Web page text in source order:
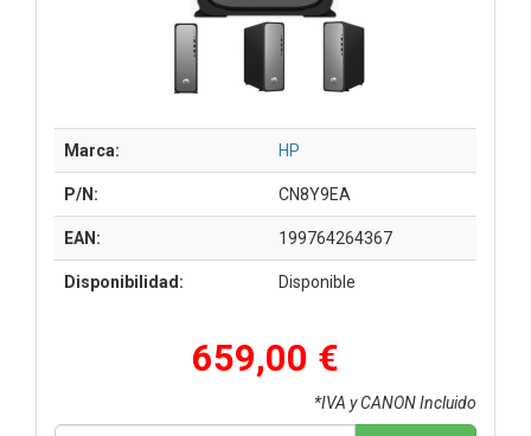
Marca: HP
P/N: CN8Y9EA
EAN: 199764264367
Disponibilidad: Disponible
659,00 €
*IVA y CANON Incluido